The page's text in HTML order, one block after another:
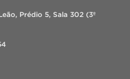
Prédio 5, Sala 302 (3º